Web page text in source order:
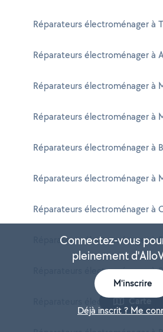
Réparateurs électroménager à
Réparateurs électroménager à
Réparateurs électroménager à
Réparateurs électroménager à
Réparateurs électroménager à
Réparateurs électroménager à
Réparateurs électroménager à
Réparateurs électroménager à
Réparateurs électroménager à
Réparateurs électroménager à
Carte
Connectez-vous
pleinement
M'inscrire
Déjà inscrit ? Me